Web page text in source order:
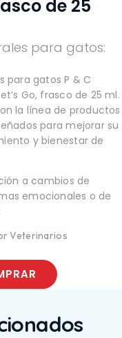
para gatos:
de 25
para gatos P & C
Go, frasco de 25 ml.
la línea de productos
para mejorar su
y bienestar de
a cambios de
emocionales o de
Veterinarios